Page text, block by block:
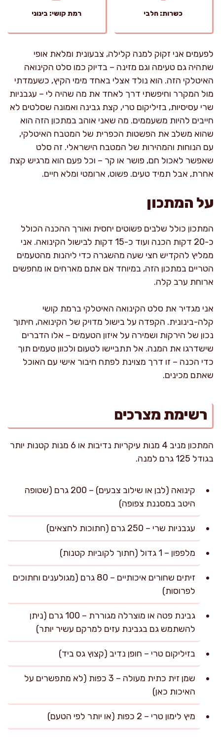
כשרות: חלבי רמת קושי: בינוני
לפעמים אני זקוק למנה קלילה, צבעונית ומלאת אופי
שתהיה גם טעימה וגם מזינה – בדיוק כמו סלט הקינואה
האיטלקי הזה. הוא נולד אצלי באחד מימי הקיץ, כשעמדתי
מול המקרר וחיפשתי דרך לאחד את מה שהיה לי – עגבניות
שרי עסיסיות, בזיליקום טרי, קצת גבינה ואמונה שסלטים לא
חייבים להיות משעממים. מה שאני אוהב במתכון הזה הוא
שהוא משלב את הפשטות הכפרית של המטבח האיטלקי,
עם הנוחות והמהירות של המטבח הישראלי. זה סלט
שאפשר לאכול חם, פושר או קר – וכל פעם הוא מרגיש קצת
אחרת, אבל תמיד טעים. פשוט, ארומטי ומלא חיים.
על המתכון
המתכון כולל שלבים פשוטים יחסית ואורך ההכנה הכולל
כ-20 דקות הכנה ועוד כ-15 דקות לבישול הקינואה. אני
ממליץ להקדיש חצי שעה מהשגרה כדי ליהנות מהטעמים
הטריים במתכון הזה, במיוחד אם אתם מארחים או מחפשים
ארוחת ערב קלה.
אני מגדיר את סלט הקינואה האיטלקי ברמת קושי
קלה-בינונית. הקפדה על בישול מדויק של הקינואה, חיתוך
נכון של הירקות ושמירה על איזון הטעמים – אלו הדברים
שישדרגו את המנה. אל תתביישו לטעום ולכוון טעמים תוך
כדי הכנה – זו דרך מצוינת לפתח חיבור אישי עם האוכל
שאתם מכינים.
רשימת מצרכים
המתכון מניב 4 מנות עיקריות נדיבות או 6 מנות קטנות יותר
בגודל 125 גרם למנה.
קינואה (לבן או שילוב צבעים) – 200 גרם (שטופה
היטב במסננת צפופה)
עגבניות שרי – 250 גרם (חתוכות לחצאים)
מלפפון – 1 גדול (חתוך לקוביות קטנות)
זיתים שחורים איכותיים – 80 גרם (מגולענים וחתוכים
לפרוסות)
גבינת פטה או מוצרלה מגוררת – 100 גרם (ניתן
להשתמש גם בגבינת עזים למרקם עשיר יותר)
בזיליקום טרי – חופן נדיב (קצוץ גס ביד)
שמן זית כתית מעולה – 3 כפות (לא מתפשרים על
האיכות כאן)
מיץ לימון טרי – 2 כפות (או יותר לפי הטעם)